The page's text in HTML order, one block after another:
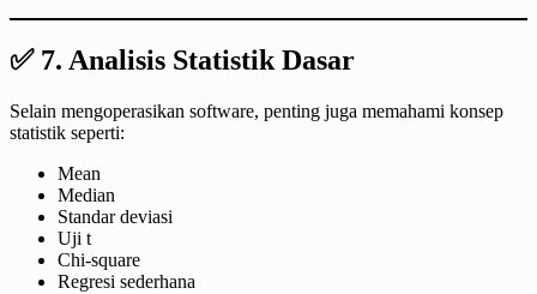
✅ 7. Analisis Statistik Dasar
Selain mengoperasikan software, penting juga memahami konsep
statistik seperti:
Mean
Median
Standar deviasi
Uji t
Chi-square
Regresi sederhana